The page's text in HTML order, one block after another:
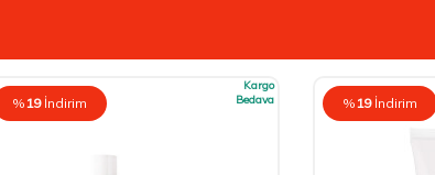
%19 İndirim
Kargo
Bedava
%19 İndirim